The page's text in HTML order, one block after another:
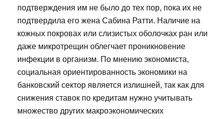
подтверждения им не было до тех пор, пока их не
подтвердила его жена Сабина Ратти. Наличие на
кожных покровах или слизистых оболочках ран или
даже микротрещин облегчает проникновение
инфекции в организм. По мнению экономиста,
социальная ориентированность экономики на
банковский сектор является излишней, так как для
снижения ставок по кредитам нужно учитывать
множество других макроэкономических